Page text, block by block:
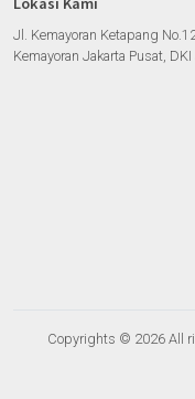
Jl. Kemayoran Ketapang
Kemayoran Jakarta Pusat,
Copyrights © 2026 All